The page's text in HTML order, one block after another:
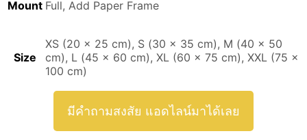
Mount Full, Add Paper Frame
Size
XS (20 x 25 cm), S (30 x 35 cm), M (40 x 50
cm), L (45 x 60 cm), XL (60 x 75 cm), XXL (75 x
100 cm)
มีคำถามสงสัย แอดไลน์มาได้เลย